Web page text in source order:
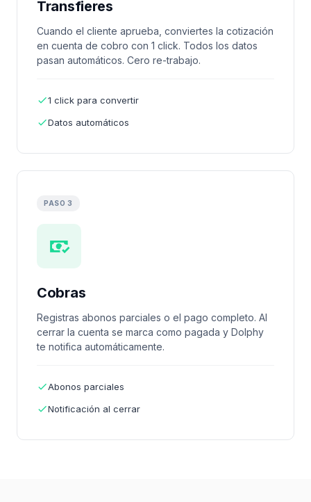
Transfieres
Cuando el cliente aprueba, conviertes la cotización
en cuenta de cobro con 1 click. Todos los datos
pasan automáticos. Cero re-trabajo.
1 click para convertir
Datos automáticos
PASO 3
Cobras
Registras abonos parciales o el pago completo. Al
cerrar la cuenta se marca como pagada y Dolphy
te notifica automáticamente.
Abonos parciales
Notificación al cerrar